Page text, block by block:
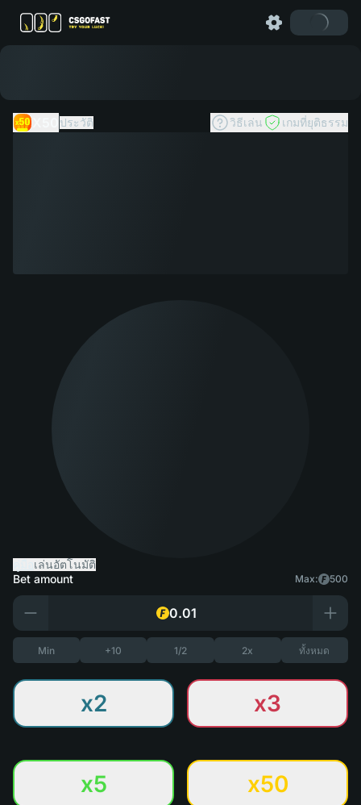
ประวัติ วิธีเล่น เกมที่ยุติธรรม
เล่นอัตโนมัติ
Bet amount
Max: 500
Min +10 1/2 2x ทั้งหมด
x2 x3
x5 x50